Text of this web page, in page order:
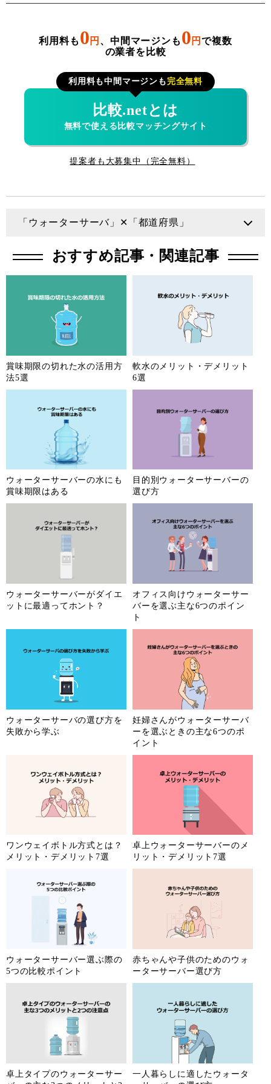
利用料も 0 円 、中間マージンも 0 円で複数
の業者を比較
利用料も中間マージンも 完全無料
比較.netとは
無料で使える比較マッチングサイト
提案者も大募集中（完全無料）
「ウォーターサーバ」✕「都道府県」
おすすめ記事・関連記事
賞味期限の切れた水の活用方
法5選
軟水のメリット・デメリット
6選
ウォーターサーバーの水にも
賞味期限はある
目的別ウォーターサーバーの
選び方
ウォーターサーバーがダイエ
ットに最適ってホント？
オフィス向けウォーターサー
バーを選ぶ主な6つのポイン
ト
ウォーターサーバの選び方を
失敗から学ぶ
妊婦さんがウォーターサーバ
ーを選ぶときの主な6つのポ
イント
ワンウェイボトル方式とは？
メリット・デメリット7選
卓上ウォーターサーバーのメ
リット・デメリット7選
ウォーターサーバー選ぶ際の
5つの比較ポイント
赤ちゃんや子供のためのウォ
ーターサーバー選び方
卓上タイプのウォーターサー
一人暮らしに適したウォータ